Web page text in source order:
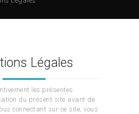
Légales
les présentes
du présent site avant de
connectant sur ce site, vous